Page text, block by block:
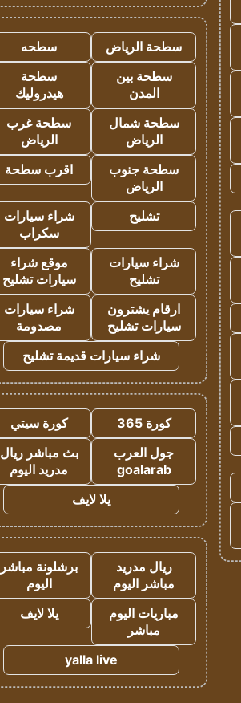
سطحة الرياض
سطحه
سطحة بين
المدن
سطحة
هيدروليك
سطحة شمال
الرياض
سطحة غرب
الرياض
سطحة جنوب
الرياض
اقرب سطحة
تشليح
شراء سيارات
سكراب
شراء سيارات
تشليح
موقع شراء
سيارات تشليح
ارقام يشترون
سيارات تشليح
شراء سيارات
مصدومة
شراء سيارات قديمة تشليح
كورة 365
كورة سيتي
جول العرب
goalarab
بث مباشر ريال
مدريد اليوم
يلا لايف
ريال مدريد
مباشر اليوم
برشلونة مباشر
اليوم
مباريات اليوم
مباشر
يلا لايف
yalla live